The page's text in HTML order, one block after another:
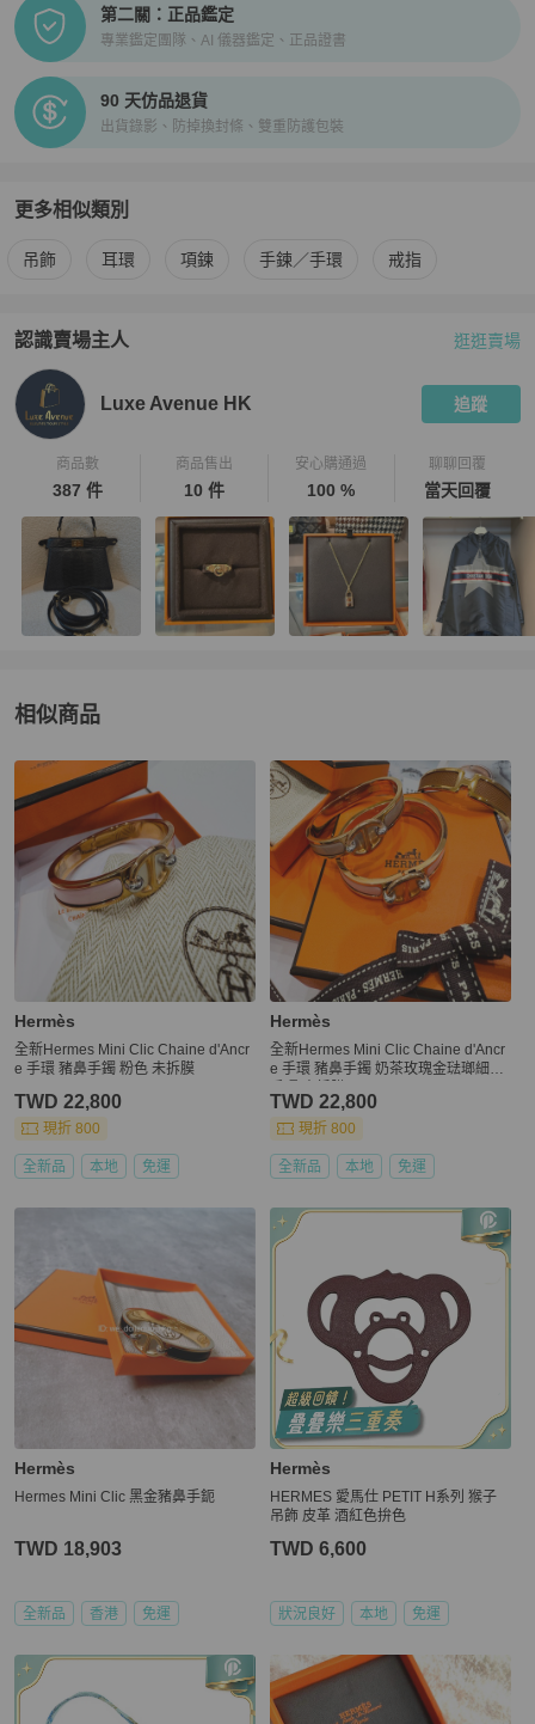
第二關：正品鑑定
專業鑑定團隊、AI 儀器鑑定、正品證書
90 天仿品退貨
出貨錄影、防掉換封條、雙重防護包裝
更多相似類別
更多Hermès女士配件 相似商品推薦
吊飾 耳環 項鍊 手鍊／手環 戒指
認識賣場主人
PopChill 拍拍圈嚴選賣家
逛逛賣場
Luxe Avenue HK 追蹤
商品數
387 件
商品售出
10 件
安心購通過
100 %
聊聊回覆
當天回覆
相似商品
更多相似Hermès女士配件 推薦精品
Hermès
全新Hermes Mini Clic Chaine d'Ancr
e 手環 豬鼻手鐲 粉色 未拆膜
TWD 22,800
現折 800
全新品 本地 免運
Hermès
全新Hermes Mini Clic Chaine d'Ancr
e 手環 豬鼻手鐲 奶茶玫瑰金琺瑯細版
TWD 22,800
現折 800
全新品 本地 免運
Hermès
Hermes Mini Clic 黑金豬鼻手鈪
TWD 18,903
全新品 香港 免運
Hermès
HERMES 愛馬仕 PETIT H系列 猴子
吊飾 皮革 酒紅色拚色
TWD 6,600
狀況良好 本地 免運